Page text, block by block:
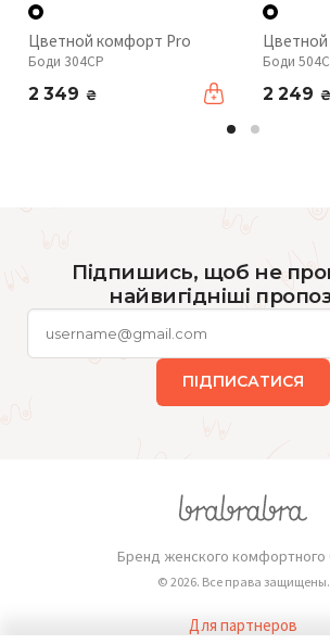
Цветной комфорт Pro
Боди 304CP
2 349 ₴
Боди
2 249 ₴
Підпишись, щоб не
найвигідніші
ПІДПИСАТИСЯ
Бренд женского комфортного
© 2026. Все права защищены.
Для партнеров